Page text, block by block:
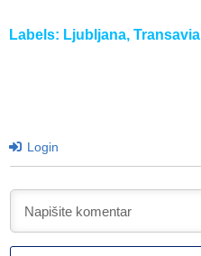
Labels: Ljubljana, Transavia
Login